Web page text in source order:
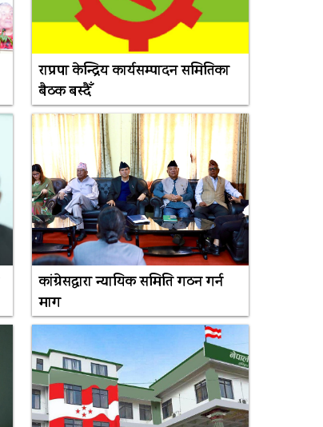
राप्रपा केन्द्रिय कार्यसम्पादन समितिका
बैठक बस्दैँ
कांग्रेसद्वारा न्यायिक समिति गठन गर्न
माग